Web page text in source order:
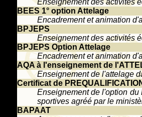
Enseignement des activités
BEES 1° option Attelage
Encadrement et animation
BPJEPS
Enseignement des activités
BPJEPS Option Attelage
Encadrement et animation
AQA à l'enseignement de
Enseignement de l'attelage
Certificat de
Enseignement de l'option
sportives agréé par le
BAPAAT